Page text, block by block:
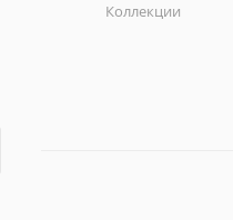
Коллекции